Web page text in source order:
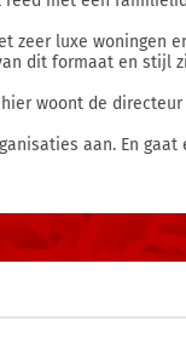
zeer luxe woningen
dit formaat en stijl
woont de directeur
aan. En